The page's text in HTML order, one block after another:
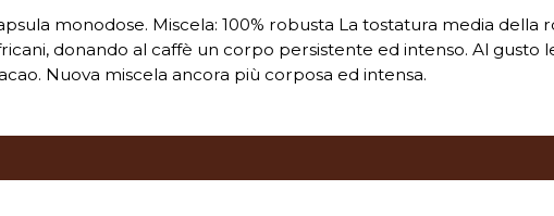
monodose. Miscela: 100% robusta La tostatura media della
donando al caffè un corpo persistente ed intenso. Al gusto
Nuova miscela ancora più corposa ed intensa.